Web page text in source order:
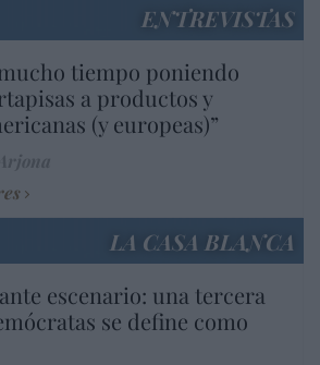
ENTREVISTAS
tiempo poniendo
a productos y
(y europeas)”
LA CASA BLANCA
escenario: una tercera
se define como